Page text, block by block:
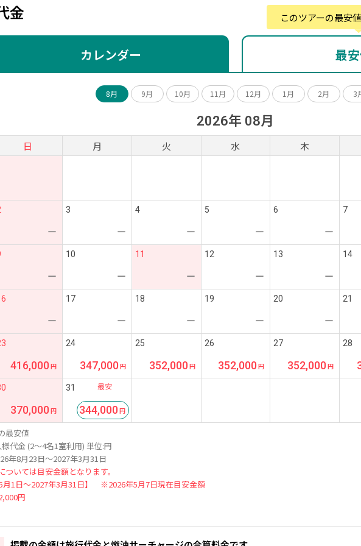
金 このツアーの最安値
カレンダー 最
8月 9月 10月 11月 12月 1月 2月 3
2026年 08月
日 月 火 水 木
ー
3
ー
4
ー
5
ー
6
ー
7
ー
10
ー
11
ー
12
ー
13
ー
14
ー
17
ー
18
ー
19
ー
20
ー
21
416,000
24
347,000
25
352,000
26
352,000
27
352,000
28
370,000
31 最安
344,000
最安値
代金 (2～4名1室利用) 単位:円
年8月23日～2027年3月31日
ついては目安金額となります。
月1日～2027年3月31日】 ※2026年5月7日現在目安金額
円